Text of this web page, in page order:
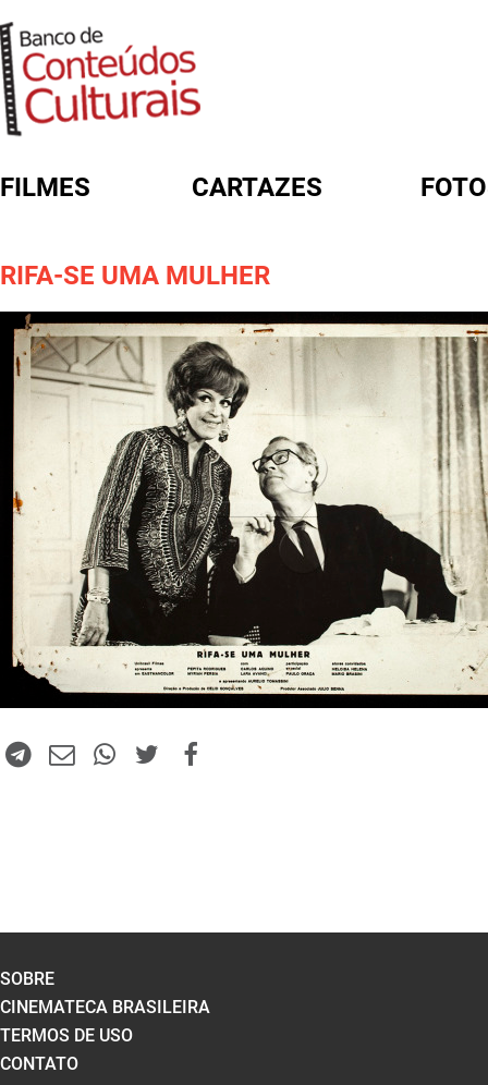
FILMES CARTAZES
RIFA-SE UMA MULHER
SOBRE
CINEMATECA BRASILEIRA
TERMOS DE USO
CONTATO